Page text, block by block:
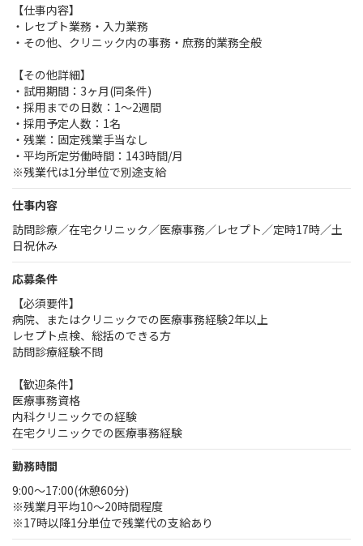
【仕事内容】
・レセプト業務・入力業務
・その他、クリニック内の事務・庶務的業務全般
【その他詳細】
・試用期間：3ヶ月(同条件)
・採用までの日数：1～2週間
・採用予定人数：1名
・残業：固定残業手当なし
・平均所定労働時間：143時間/月
※残業代は1分単位で別途支給
仕事内容
訪問診療／在宅クリニック／医療事務／レセプト／定時17時／土
日祝休み
応募条件
【必須要件】
病院、またはクリニックでの医療事務経験2年以上
レセプト点検、総括のできる方
訪問診療経験不問
【歓迎条件】
医療事務資格
内科クリニックでの経験
在宅クリニックでの医療事務経験
勤務時間
9:00～17:00(休憩60分)
※残業月平均10～20時間程度
※17時以降1分単位で残業代の支給あり